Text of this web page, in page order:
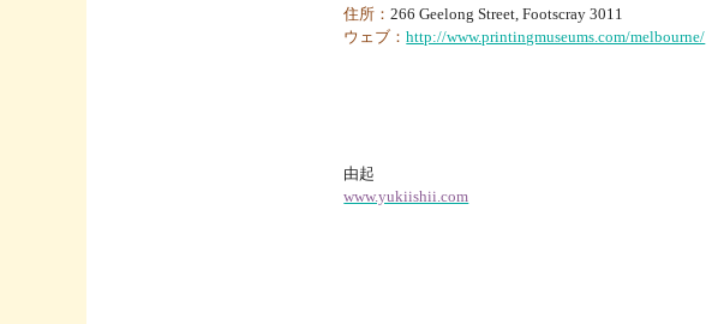
住所：266 Geelong Street, Footscray 3011
ウェブ：http://www.printingmuseums.com/melbourne/
由起
www.yukiishii.com